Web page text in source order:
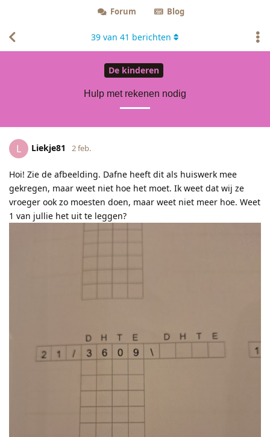
Forum Blog
De kinderen
Hulp met rekenen nodig
39 van 41 berichten
L Liekje81 2 feb.
Hoi! Zie de afbeelding. Dafne heeft dit als huiswerk mee
gekregen, maar weet niet hoe het moet. Ik weet dat wij ze
vroeger ook zo moesten doen, maar weet niet meer hoe. Weet
1 van jullie het uit te leggen?